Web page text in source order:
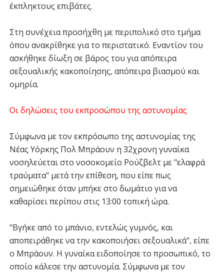
έκπληκτους επιβάτες.
Στη συνέχεια προσήχθη με περιπολικό στο τμήμα
όπου ανακρίθηκε για το περιστατικό. Εναντίον του
ασκήθηκε δίωξη σε βάρος του για απόπειρα
σεξουαλικής κακοποίησης, απόπειρα βιασμού και
ομηρία.
Οι δηλώσεις του εκπροσώπου της αστυνομίας
Σύμφωνα με τον εκπρόσωπο της αστυνομίας της
Νέας Υόρκης Πολ Μπράουν η 32χρονη γυναίκα
νοσηλεύεται στο νοσοκομείο Ρούζβελτ με "ελαφρά
τραύματα" μετά την επίθεση, που είπε πως
σημειώθηκε όταν μπήκε στο δωμάτιο για να
καθαρίσει περίπου στις 13:00 τοπική ώρα.
"Βγήκε από το μπάνιο, εντελώς γυμνός, και
αποπειράθηκε να την κακοποιήσει σεξουαλικά", είπε
ο Μπράουν. Η γυναίκα ειδοποίησε το προσωπικό, το
οποίο κάλεσε την αστυνομία. Σύμφωνα με τον